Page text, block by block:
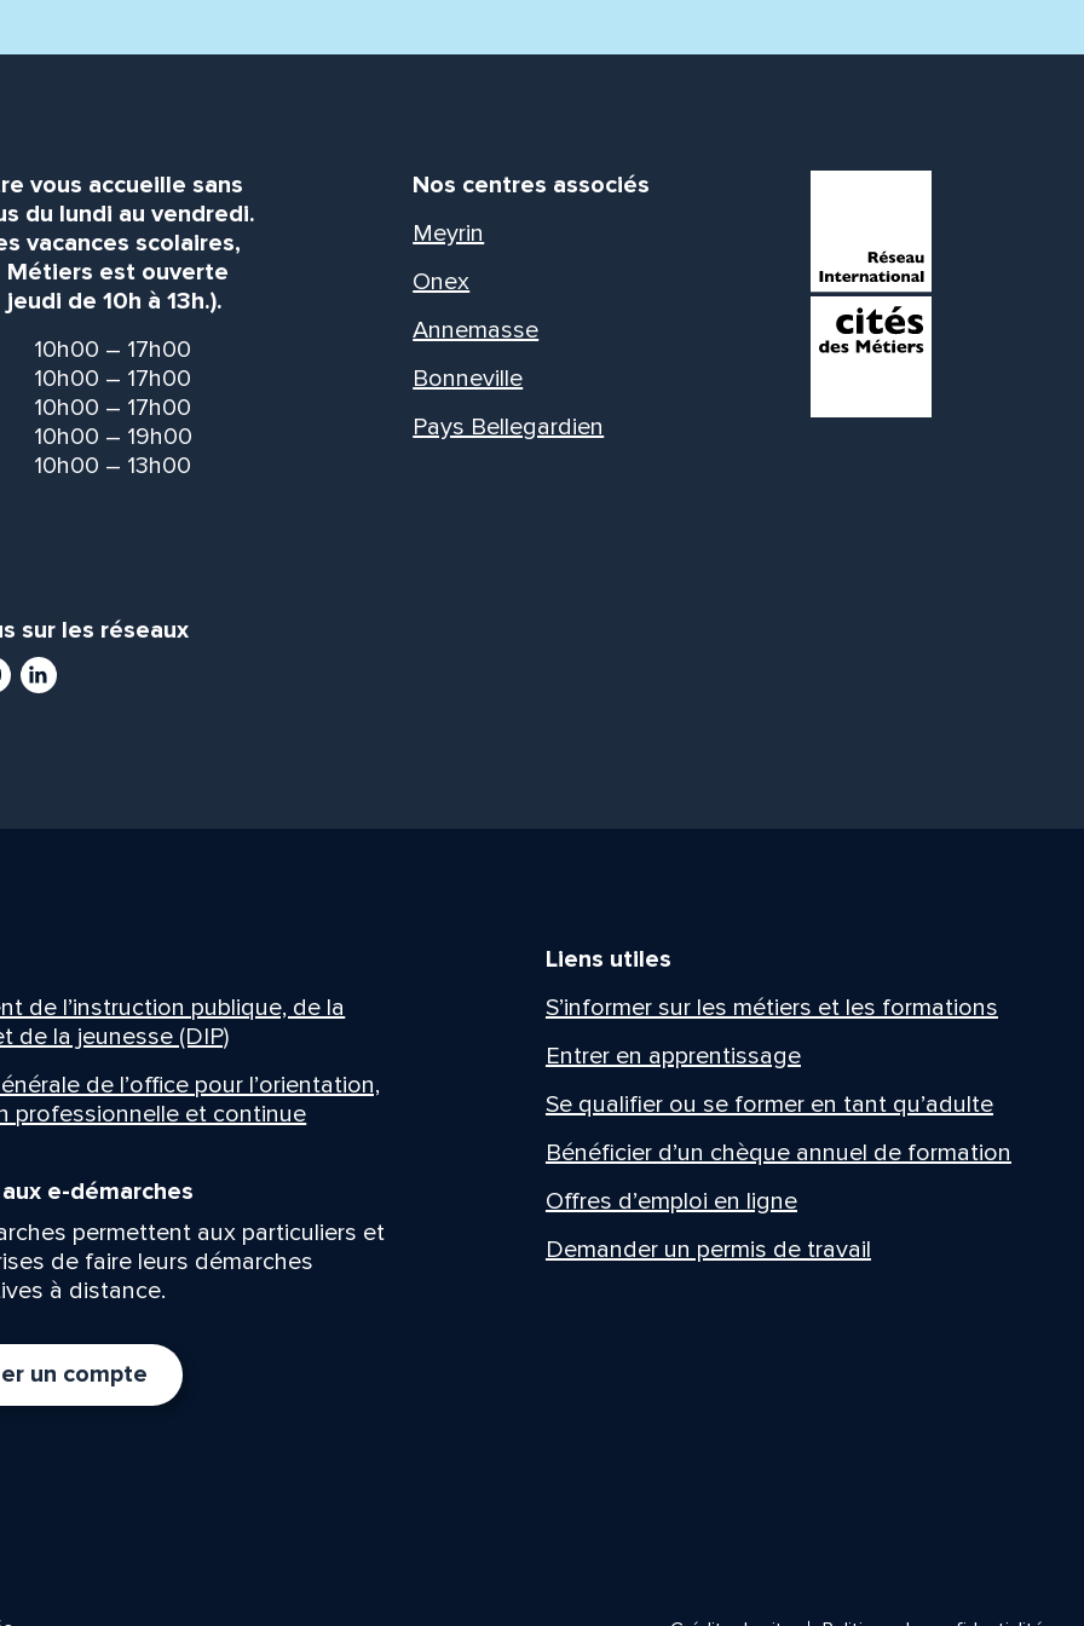
vous accueille sans
du lundi au vendredi.
vacances scolaires,
Métiers est ouverte
de 10h à 13h.).
10h00 – 17h00
10h00 – 17h00
10h00 – 17h00
10h00 – 19h00
10h00 – 13h00
sur les réseaux
LinkedIn
Nos centres associés
Meyrin
Onex
Annemasse
Bonneville
Pays Bellegardien
de l’instruction publique, de la
de la jeunesse (DIP)
de l’office pour l’orientation,
professionnelle et continue
e-démarches
permettent aux particuliers et
de faire leurs démarches
à distance.
un compte
Liens utiles
S’informer sur les métiers et les formations
Entrer en apprentissage
Se qualifier ou se former en tant qu’adulte
Bénéficier d’un chèque annuel de formation
Offres d’emploi en ligne
Demander un permis de travail